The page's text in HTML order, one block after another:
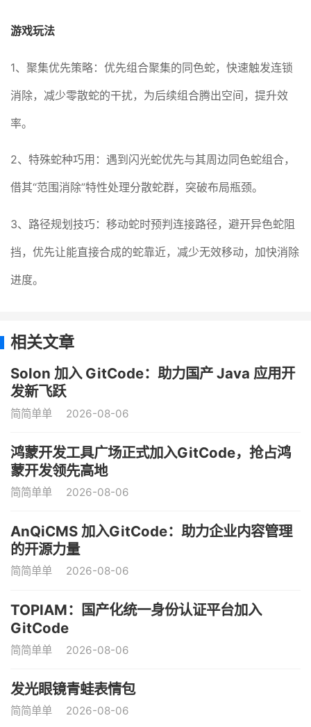
游戏玩法
1、聚集优先策略：优先组合聚集的同色蛇，快速触发连锁
消除，减少零散蛇的干扰，为后续组合腾出空间，提升效
率。
2、特殊蛇种巧用：遇到闪光蛇优先与其周边同色蛇组合，
借其“范围消除”特性处理分散蛇群，突破布局瓶颈。
3、路径规划技巧：移动蛇时预判连接路径，避开异色蛇阻
挡，优先让能直接合成的蛇靠近，减少无效移动，加快消除
进度。
相关文章
Solon 加入 GitCode：助力国产 Java 应用开
发新飞跃
简简单单 2026-08-06
鸿蒙开发工具广场正式加入GitCode，抢占鸿
蒙开发领先高地
简简单单 2026-08-06
AnQiCMS 加入GitCode：助力企业内容管理
的开源力量
简简单单 2026-08-06
TOPIAM：国产化统一身份认证平台加入
GitCode
简简单单 2026-08-06
发光眼镜青蛙表情包
简简单单 2026-08-06